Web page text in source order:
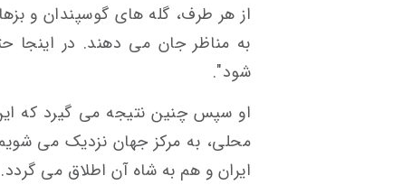
از هر طرف، گله های گوسپندان و
به مناظر جان می دهند. در
شود".
او سپس چنین نتیجه می گیرد که
محلی، به مرکز جهان نزدیک می
ایران و هم به شاه آن اطلاق می گردد.